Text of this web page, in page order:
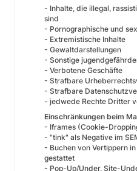
- Inhalte, die illegal,
sind
- Pornographische und
- Extremistische Inhalte
- Gewaltdarstellungen
- Sonstige
- Verbotene Geschäfte
- Strafbare
- Strafbare
- jedwede Rechte Dritter
Einschränkungen beim
- Iframes (Cookie-
- "tink" als Negative im
- Buchen von Vertippern
gestattet
- Pop-Up/Under, Site-